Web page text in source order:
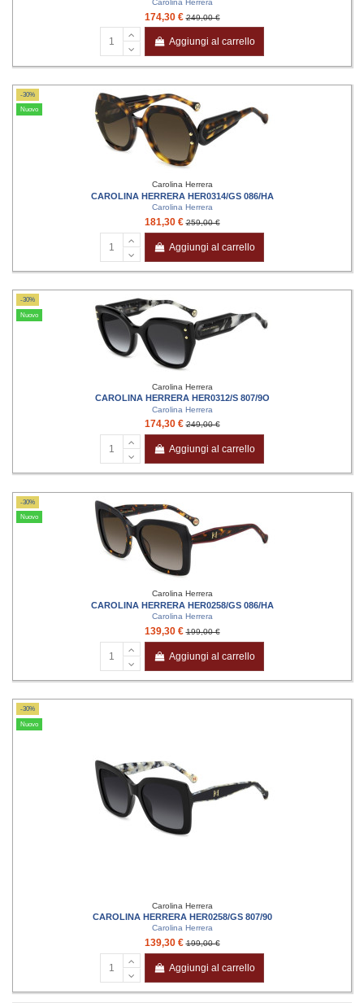
Carolina Herrera
174,30 €249,00 €
Aggiungi al carrello
-30%
Nuovo
Carolina Herrera
CAROLINA HERRERA HER0314/GS 086/HA
Carolina Herrera
181,30 €259,00 €
Aggiungi al carrello
-30%
Nuovo
Carolina Herrera
CAROLINA HERRERA HER0312/S 807/9O
Carolina Herrera
174,30 €249,00 €
Aggiungi al carrello
-30%
Nuovo
Carolina Herrera
CAROLINA HERRERA HER0258/GS 086/HA
Carolina Herrera
139,30 €199,00 €
Aggiungi al carrello
-30%
Nuovo
Carolina Herrera
CAROLINA HERRERA HER0258/GS 807/90
Carolina Herrera
139,30 €199,00 €
Aggiungi al carrello